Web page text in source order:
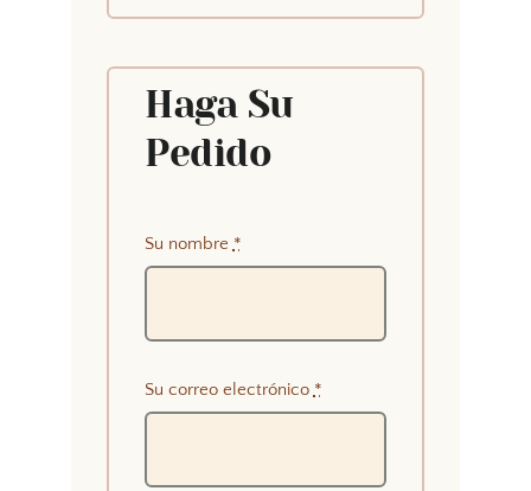
Haga Su
Pedido
Su nombre *
Su correo electrónico *